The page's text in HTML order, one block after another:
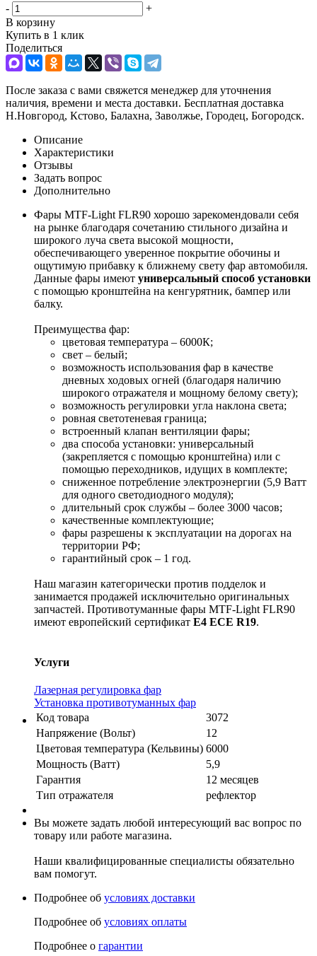
-
+
В корзину
Купить в 1 клик
Поделиться
После заказа с вами свяжется менеджер для уточнения
наличия, времени и места доставки. Бесплатная доставка
Н.Новгород, Кстово, Балахна, Заволжье, Городец, Богородск.
Описание
Характеристики
Отзывы
Задать вопрос
Дополнительно
Фары MTF-Light FLR90 хорошо зарекомендовали себя
на рынке благодаря сочетанию стильного дизайна и
широкого луча света высокой мощности,
обеспечивающего уверенное покрытие обочины и
ощутимую прибавку к ближнему свету фар автомобиля.
Данные фары имеют универсальный способ установки
с помощью кронштейна на кенгурятник, бампер или
балку.
Преимущества фар:
цветовая температура – 6000К;
свет – белый;
возможность использования фар в качестве
дневных ходовых огней (благодаря наличию
широкого отражателя и мощному белому свету);
возможность регулировки угла наклона света;
ровная светотеневая граница;
встроенный клапан вентиляции фары;
два способа установки: универсальный
(закрепляется с помощью кронштейна) или с
помощью переходников, идущих в комплекте;
сниженное потребление электроэнергии (5,9 Ватт
для одного светодиодного модуля);
длительный срок службы – более 3000 часов;
качественные комплектующие;
фары разрешены к эксплуатации на дорогах на
территории РФ;
гарантийный срок – 1 год.
Наш магазин категорически против подделок и
занимается продажей исключительно оригинальных
запчастей. Противотуманные фары MTF-Light FLR90
имеют европейский сертификат E4 ECE R19.
Услуги
Лазерная регулировка фар
Установка противотуманных фар
Код товара
3072
Напряжение (Вольт)
12
Цветовая температура (Кельвины) 6000
Мощность (Ватт)
5,9
Гарантия
12 месяцев
Тип отражателя
рефлектор
Вы можете задать любой интересующий вас вопрос по
товару или работе магазина.
Наши квалифицированные специалисты обязательно
вам помогут.
Подробнее об условиях доставки
Подробнее об условиях оплаты
Подробнее о гарантии